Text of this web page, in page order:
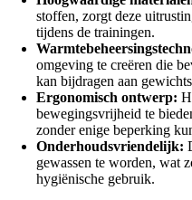
stoffen, zorgt deze
tijdens de trainingen.
omgeving te creëren die
kan bijdragen aan
Ergonomisch ontwerp:
bewegingsvrijheid te
zonder enige beperking
Onderhoudsvriendelijk:
gewassen te worden, wat
hygiënische gebruik.